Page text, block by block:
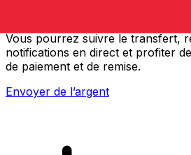
Vous pourrez suivre le transfert,
notifications en direct et profiter
de paiement et de remise.
Envoyer de l’argent